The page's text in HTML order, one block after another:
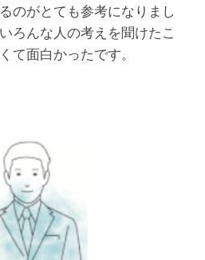
のがとても参考になりまし
ろんな人の考えを聞けたこ
て面白かったです。